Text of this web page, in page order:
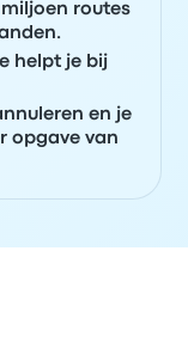
routes
helpt je bij
en je
opgave van